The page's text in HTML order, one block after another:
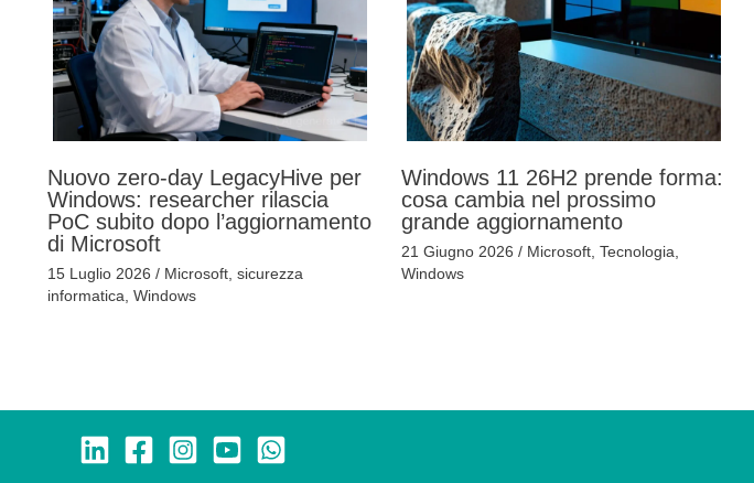
Nuovo zero-day LegacyHive per
Windows: researcher rilascia
PoC subito dopo l’aggiornamento
di Microsoft
15 Luglio 2026 / Microsoft, sicurezza
informatica Windows
Windows 11 26H2 prende forma:
cosa cambia nel prossimo
grande aggiornamento
21 Giugno 2026 / Microsoft, Tecnologia
Windows